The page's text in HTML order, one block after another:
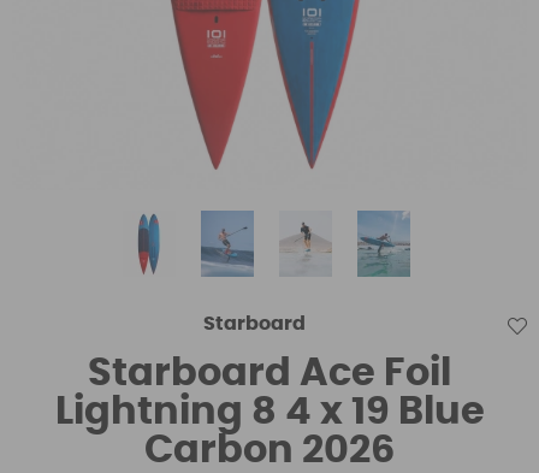
Starboard
Starboard Ace Foil
Lightning 8 4 x 19 Blue
Carbon 2026